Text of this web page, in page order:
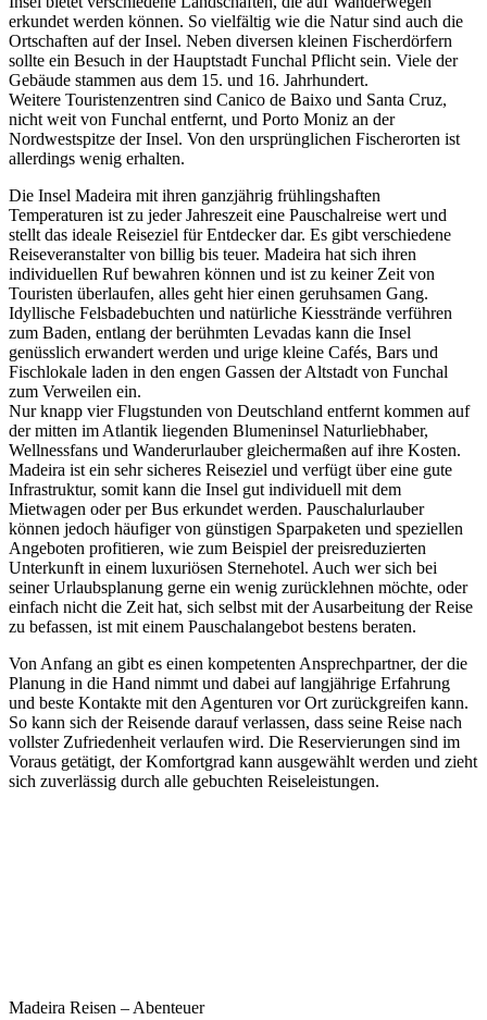
erkundet werden können. So vielfältig wie die Natur sind auch die
Ortschaften auf der Insel. Neben diversen kleinen Fischerdörfern
sollte ein Besuch in der Hauptstadt Funchal Pflicht sein. Viele der
Gebäude stammen aus dem 15. und 16. Jahrhundert.
Weitere Touristenzentren sind Canico de Baixo und Santa Cruz,
nicht weit von Funchal entfernt, und Porto Moniz an der
Nordwestspitze der Insel. Von den ursprünglichen Fischerorten ist
allerdings wenig erhalten.
Die Insel Madeira mit ihren ganzjährig frühlingshaften
Temperaturen ist zu jeder Jahreszeit eine Pauschalreise wert und
stellt das ideale Reiseziel für Entdecker dar. Es gibt verschiedene
Reiseveranstalter von billig bis teuer. Madeira hat sich ihren
individuellen Ruf bewahren können und ist zu keiner Zeit von
Touristen überlaufen, alles geht hier einen geruhsamen Gang.
Idyllische Felsbadebuchten und natürliche Kiesstrände verführen
zum Baden, entlang der berühmten Levadas kann die Insel
genüsslich erwandert werden und urige kleine Cafés, Bars und
Fischlokale laden in den engen Gassen der Altstadt von Funchal
zum Verweilen ein.
Nur knapp vier Flugstunden von Deutschland entfernt kommen auf
der mitten im Atlantik liegenden Blumeninsel Naturliebhaber,
Wellnessfans und Wanderurlauber gleichermaßen auf ihre Kosten.
Madeira ist ein sehr sicheres Reiseziel und verfügt über eine gute
Infrastruktur, somit kann die Insel gut individuell mit dem
Mietwagen oder per Bus erkundet werden. Pauschalurlauber
können jedoch häufiger von günstigen Sparpaketen und speziellen
Angeboten profitieren, wie zum Beispiel der preisreduzierten
Unterkunft in einem luxuriösen Sternehotel. Auch wer sich bei
seiner Urlaubsplanung gerne ein wenig zurücklehnen möchte, oder
einfach nicht die Zeit hat, sich selbst mit der Ausarbeitung der Reise
zu befassen, ist mit einem Pauschalangebot bestens beraten.
Von Anfang an gibt es einen kompetenten Ansprechpartner, der die
Planung in die Hand nimmt und dabei auf langjährige Erfahrung
und beste Kontakte mit den Agenturen vor Ort zurückgreifen kann.
So kann sich der Reisende darauf verlassen, dass seine Reise nach
vollster Zufriedenheit verlaufen wird. Die Reservierungen sind im
Voraus getätigt, der Komfortgrad kann ausgewählt werden und zieht
sich zuverlässig durch alle gebuchten Reiseleistungen.
Madeira Reisen – Abenteuer